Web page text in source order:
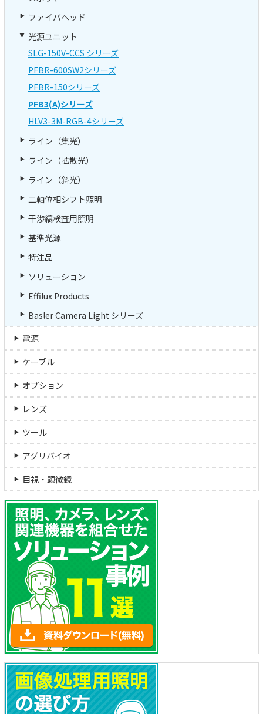
ファイバヘッド
光源ユニット
SLG-150V-CCS シリーズ
PFBR-600SW2シリーズ
PFBR-150シリーズ
PFB3(A)シリーズ
HLV3-3M-RGB-4シリーズ
ライン（集光）
ライン（拡散光）
ライン（斜光）
二軸位相シフト照明
干渉縞検査用照明
基準光源
特注品
ソリューション
Effilux Products
Basler Camera Light シリーズ
電源
ケーブル
オプション
レンズ
ツール
アグリバイオ
目視・顕微鏡